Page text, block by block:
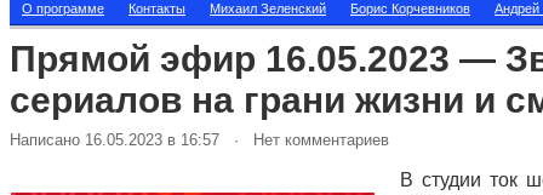
О программе Контакты Михаил Зеленский Борис Корчевников
Прямой эфир 16.05.2023 —
сериалов на грани жизни и
Написано 16.05.2023 в 16:57 · Нет комментариев
В студии ток